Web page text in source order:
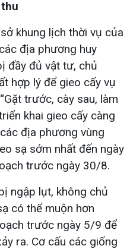
khung lịch thời vụ của
địa phương huy
đầy đủ vật tư, chủ
hợp lý để gieo cấy vụ
trước, cày sau, làm
khai gieo cấy càng
địa phương vùng
sạ sớm nhất đến ngày
trước ngày 30/8.
ngập lụt, không chủ
có thể muộn hơn
trước ngày 5/9 để
ra. Cơ cấu các giống